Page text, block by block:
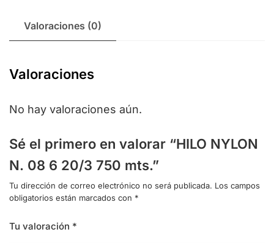
Valoraciones (0)
Valoraciones
No hay valoraciones aún.
Sé el primero en valorar “HILO NYLON
N. 08 6 20/3 750 mts.”
Tu dirección de correo electrónico no será publicada. Los campos
obligatorios están marcados con *
Tu valoración *